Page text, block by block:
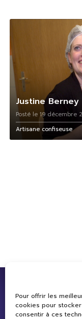
Pour offrir les
cookies pour
consentir à ces
Justine Berney
Posté le 19 décembre
Artisane confiseuse